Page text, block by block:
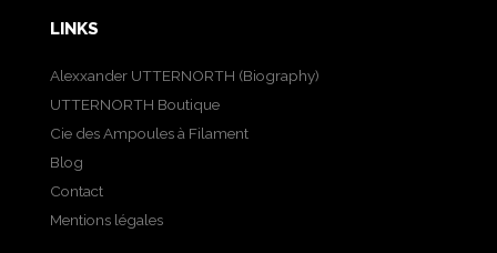
LINKS
Alexxander UTTERNORTH (Biography)
UTTERNORTH Boutique
Cie des Ampoules à Filament
Blog
Contact
Mentions légales